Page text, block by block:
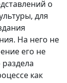
о
для
На него не
его не
как